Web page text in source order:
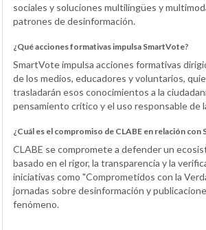
sociales y soluciones multilingües y
patrones de desinformación.
¿Qué acciones formativas impulsa SmartVote?
SmartVote impulsa acciones formativas
de los medios, educadores y voluntarios,
trasladarán esos conocimientos a la
pensamiento crítico y el uso responsable de
¿Cuál es el compromiso de CLABE en relación con
CLABE se compromete a defender un
basado en el rigor, la transparencia y la
iniciativas como "Comprometidos con la
jornadas sobre desinformación y
fenómeno.